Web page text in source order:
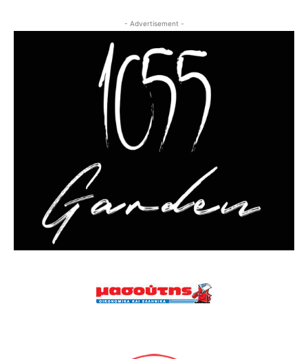
- Advertisement -